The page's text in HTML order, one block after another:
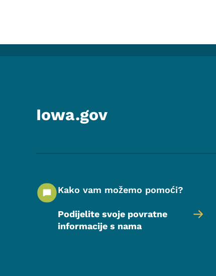
Iowa.gov
Kako vam možemo pomoći?
Podijelite svoje povratne
informacije s nama